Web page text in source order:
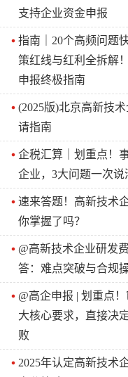
支持企业资金申报
指南｜20个高频问题
策红线与红利全拆解
申报终极指南
(2025版)北京高新技
请指南
企税汇算｜划重点！
企业，3大问题一次说
速来答题！高新技术
你掌握了吗？
@高新技术企业研发
答：难点突破与合规
@高企申报 | 划重点
大核心要求，直接决
败
2025年认定高新技术